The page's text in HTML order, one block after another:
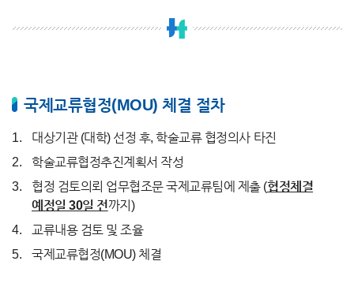
국제교류협정(MOU) 체결 절차
대상기관 (대학) 선정 후, 학술교류 협정의사 타진
학술교류협정추진계획서 작성
협정 검토의뢰 업무협조문 국제교류팀에 제출 (협정체결
예정일 30일 전까지)
교류내용 검토 및 조율
국제교류협정(MOU) 체결